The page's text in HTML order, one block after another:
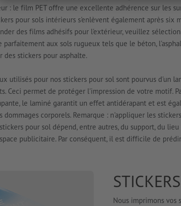
: le film PET offre une excellente adhérence sur les
pour sols intérieurs s'enlèvent également après six
des films adhésifs pour l'extérieur, veuillez
parfaitement aux sols rugueux tels que le béton,
des stickers pour asphalte.
utilisés pour nos stickers pour sol sont pourvus d'un
Ceci permet de protéger l'impression de votre motif.
le laminé garantit un effet antidérapant et est
dommages corporels. Remarque : n'appliquer les
pour sol dépend, entre autres, du support, du
publicitaire. Par conséquent, il est difficile de
Nous imprimons